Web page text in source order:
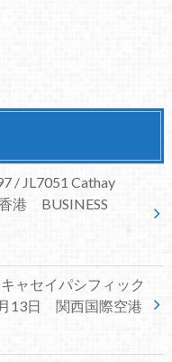
/ JL7051 Cathay
港 BUSINESS
ャセイパシフィック
13日 関西国際空港